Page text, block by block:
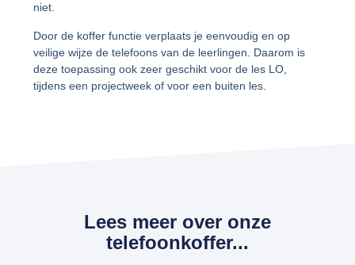
niet.
Door de koffer functie verplaats je eenvoudig en op
veilige wijze de telefoons van de leerlingen. Daarom is
deze toepassing ook zeer geschikt voor de les LO,
tijdens een projectweek of voor een buiten les.
Lees meer over onze
telefoonkoffer...